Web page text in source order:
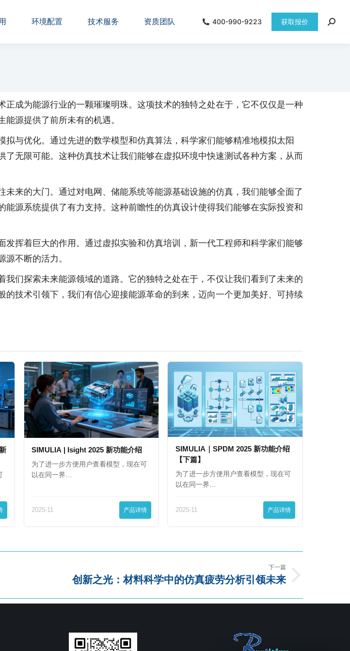
环境配置 技术服务 资质团队 400-990-9223 获取报价
成为能源行业的一颗璀璨明珠。这项技术的独特之处在于，它不仅仅是一种
源提供了前所未有的机遇。
与优化。通过先进的数学模型和仿真算法，科学家们能够精准地模拟太阳
无限可能。这种仿真技术让我们能够在虚拟环境中快速测试各种方案，从而
来的大门。通过对电网、储能系统等能源基础设施的仿真，我们能够全面了
源系统提供了有力支持。这种前瞻性的仿真设计使得我们能够在实际投资和
挥着巨大的作用。通过虚拟实验和仿真培训，新一代工程师和科学家们能够
不断的活力。
们探索未来能源领域的道路。它的独特之处在于，不仅让我们看到了未来的
技术引领下，我们有信心迎接能源革命的到来，迈向一个更加美好、可持续
SIMULIA | Isight 2025 新功能介绍
为了进一步方便用户查看模型，现在可
以在同一界…
2025-11 产品详情
SIMULIA｜SPDM 2025 新功能介绍
【下篇】
为了进一步方便用户查看模型，现在可
以在同一界…
2025-11 产品详情
下一篇
创新之光：材料科学中的仿真疲劳分析引领未来